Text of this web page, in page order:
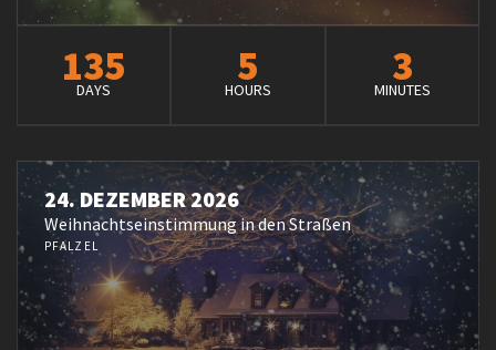
135
DAYS 5
HOURS 3
MINUTES
24. DEZEMBER 2026
Weihnachtseinstimmung in den Straßen
PFALZEL